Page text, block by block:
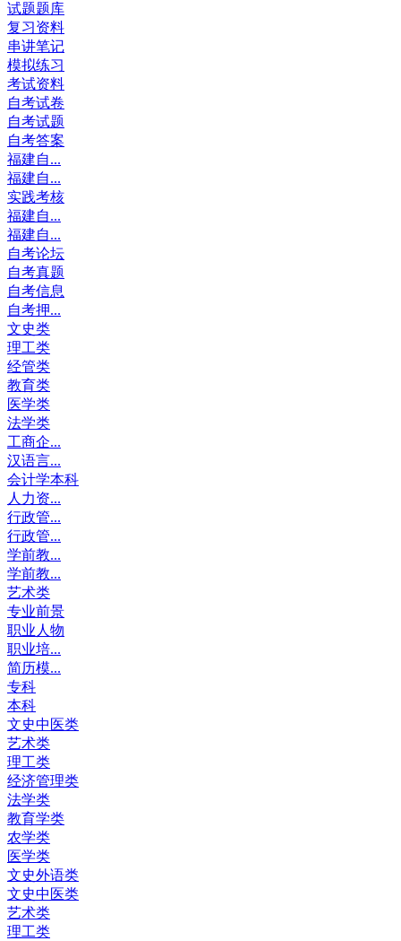
试题题库
复习资料
串讲笔记
模拟练习
考试资料
自考试卷
自考试题
自考答案
福建自...
福建自...
实践考核
福建自...
福建自...
自考论坛
自考真题
自考信息
自考押...
文史类
理工类
经管类
教育类
医学类
法学类
工商企...
汉语言...
会计学本科
人力资...
行政管...
行政管...
学前教...
学前教...
艺术类
专业前景
职业人物
职业培...
简历模...
专科
本科
文史中医类
艺术类
理工类
经济管理类
法学类
教育学类
农学类
医学类
文史外语类
文史中医类
艺术类
理工类